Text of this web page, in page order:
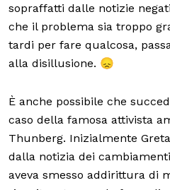
sopraffatti dalle notizie
che il problema sia troppo
tardi per fare qualcosa,
alla disillusione. 😞
È anche possibile che
caso della famosa attivista
Thunberg. Inizialmente
dalla notizia dei
aveva smesso addirittura di